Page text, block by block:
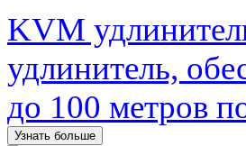
KVM
удлинитель,
до 100 метров
Узнать больше